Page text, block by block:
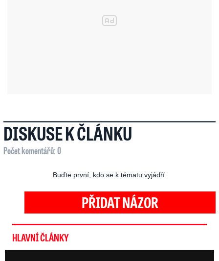
DISKUSE K ČLÁNKU
Počet komentářů: 0
Buďte první, kdo se k tématu vyjádří.
PŘIDAT NÁZOR
HLAVNÍ ČLÁNKY